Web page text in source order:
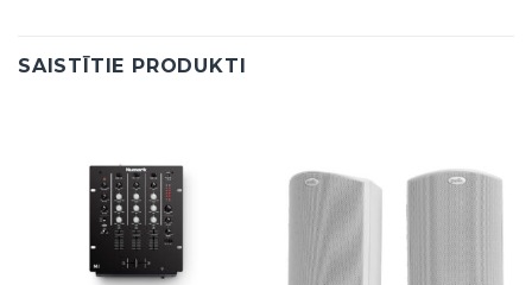
SAISTĪTIE PRODUKTI